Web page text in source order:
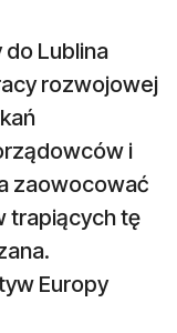
Lublina
rozwojowej
i
zaowocować
trapiących tę
Europy